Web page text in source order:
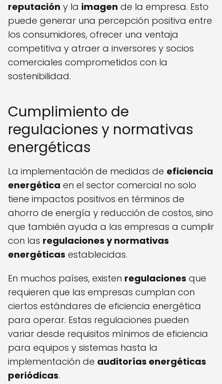
reputación y la imagen de la empresa. Esto
puede generar una percepción positiva entre
los consumidores, ofrecer una ventaja
competitiva y atraer a inversores y socios
comerciales comprometidos con la
sostenibilidad.
Cumplimiento de
regulaciones y normativas
energéticas
La implementación de medidas de eficiencia
energética en el sector comercial no solo
tiene impactos positivos en términos de
ahorro de energía y reducción de costos, sino
que también ayuda a las empresas a cumplir
con las regulaciones y normativas
energéticas establecidas.
En muchos países, existen regulaciones que
requieren que las empresas cumplan con
ciertos estándares de eficiencia energética
para operar. Estas regulaciones pueden
variar desde requisitos mínimos de eficiencia
para equipos y sistemas hasta la
implementación de auditorías energéticas
periódicas.